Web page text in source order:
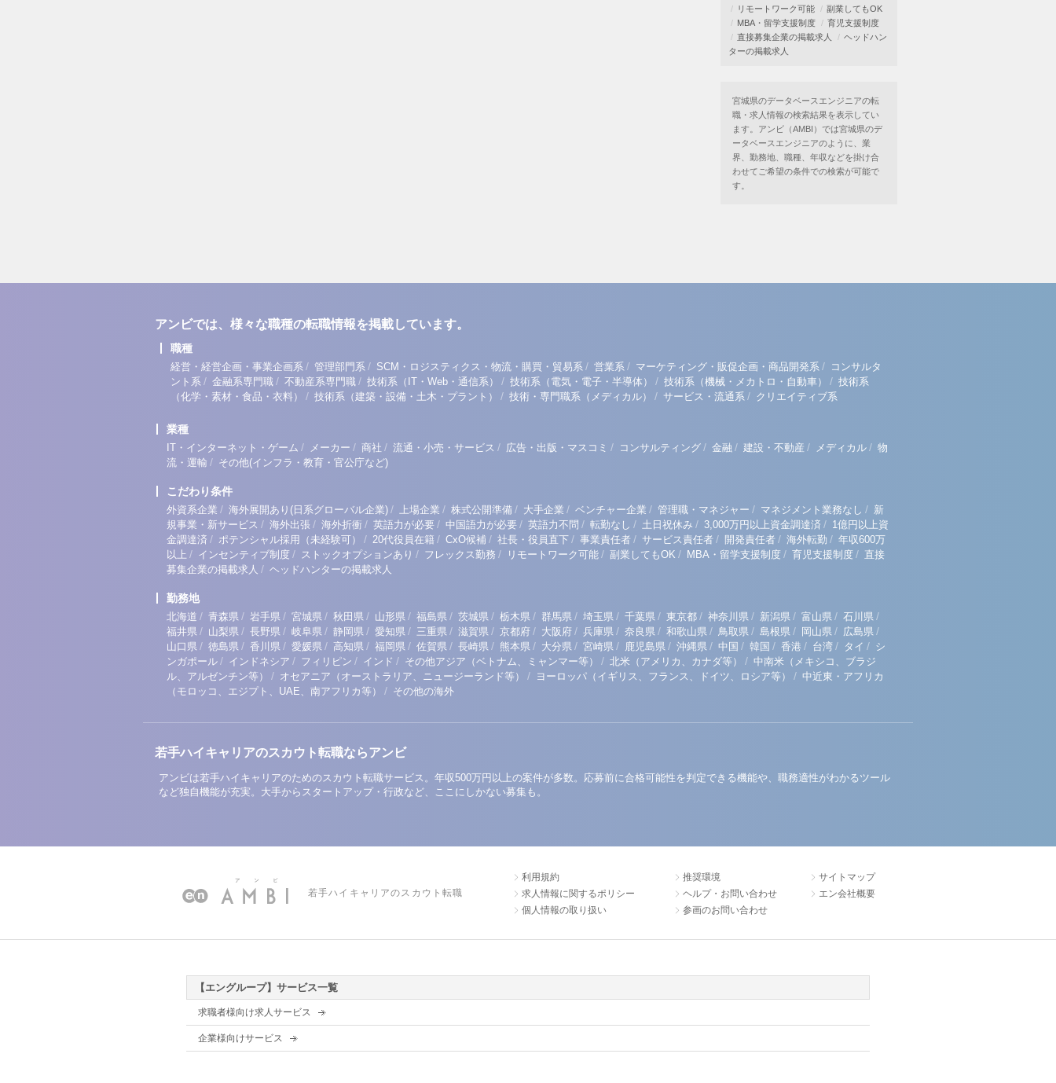
リモートワーク可能
副業してもOK
MBA・留学支援制度
育児支援制度
直接募集企業の掲載求人
ヘッドハン
ターの掲載求人
宮城県のデータベースエンジニアの転
職・求人情報の検索結果を表示してい
ます。アンビ（AMBI）では宮城県のデ
ータベースエンジニアのように、業
界、勤務地、職種、年収などを掛け合
わせてご希望の条件での検索が可能で
す。
アンビでは、様々な職種の転職情報を掲載しています。
職種
経営・経営企画・事業企画系 / 管理部門系 / SCM・ロジスティクス・物流・購買・貿易系 / 営業系 / マーケティング・販促企画・商品開発系 / コンサルタ
ント系 / 金融系専門職 / 不動産系専門職 / 技術系（IT・Web・通信系） / 技術系（電気・電子・半導体） / 技術系（機械・メカトロ・自動車） / 技術系
（化学・素材・食品・衣料）
/ 技術系（建築・設備・土木・プラント） / 技術・専門職系（メディカル） / サービス・流通系 / クリエイティブ系
業種
IT・インターネット・ゲーム / メーカー / 商社 / 流通・小売・サービス / 広告・出版・マスコミ / コンサルティング / 金融 / 建設・不動産 / メディカル / 物
流・運輸 / その他(インフラ・教育・官公庁など)
こだわり条件
外資系企業 / 海外展開あり(日系グローバル企業) / 上場企業 / 株式公開準備 / 大手企業 / ベンチャー企業 / 管理職・マネジャー / マネジメント業務なし / 新
規事業・新サービス / 海外出張 / 海外折衝 / 英語力が必要 / 中国語力が必要 / 英語力不問 / 転勤なし / 土日祝休み / 3,000万円以上資金調達済 / 1億円以上資
金調達済 / ポテンシャル採用（未経験可） / 20代役員在籍 / CxO候補 / 社長・役員直下 / 事業責任者 / サービス責任者 / 開発責任者 / 海外転勤 / 年収600万
以上 / インセンティブ制度 / ストックオプションあり / フレックス勤務 / リモートワーク可能 / 副業してもOK / MBA・留学支援制度 / 育児支援制度 / 直接
募集企業の掲載求人 / ヘッドハンターの掲載求人
勤務地
北海道 / 青森県 / 岩手県 / 宮城県 / 秋田県 / 山形県 / 福島県 / 茨城県 / 栃木県 / 群馬県 / 埼玉県 / 千葉県 / 東京都 / 神奈川県 / 新潟県 / 富山県 / 石川県 /
福井県 / 山梨県 / 長野県 / 岐阜県 / 静岡県 / 愛知県 / 三重県 / 滋賀県 / 京都府 / 大阪府 / 兵庫県 / 奈良県 / 和歌山県 / 鳥取県 / 島根県 / 岡山県 / 広島県 /
山口県 / 徳島県 / 香川県 / 愛媛県 / 高知県 / 福岡県 / 佐賀県 / 長崎県 / 熊本県 / 大分県 / 宮崎県 / 鹿児島県 / 沖縄県 / 中国 / 韓国 / 香港 / 台湾 / タイ / シ
ンガポール / インドネシア / フィリピン / インド / その他アジア（ベトナム、ミャンマー等） / 北米（アメリカ、カナダ等） / 中南米（メキシコ、ブラジ
ル、アルゼンチン等）
/ オセアニア（オーストラリア、ニュージーランド等） / ヨーロッパ（イギリス、フランス、ドイツ、ロシア等） / 中近東・アフリカ
（モロッコ、エジプト、UAE、南アフリカ等）
/ その他の海外
若手ハイキャリアのスカウト転職ならアンビ
アンビは若手ハイキャリアのためのスカウト転職サービス。年収500万円以上の案件が多数。応募前に合格可能性を判定できる機能や、職務適性がわかるツール
など独自機能が充実。大手からスタートアップ・行政など、ここにしかない募集も。
若手ハイキャリアのスカウト転職
利用規約
求人情報に関するポリシー
個人情報の取り扱い
推奨環境
ヘルプ・お問い合わせ
参画のお問い合わせ
サイトマップ
エン会社概要
【エングループ】サービス一覧
求職者様向け求人サービス
企業様向けサービス